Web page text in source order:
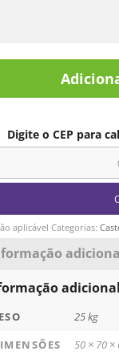
Digite o CEP para
aplicável Categorias:
adicional
25 kg
50 × 70 ×